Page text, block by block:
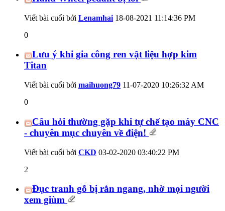
Viết bài cuối bởi Lenamhai 18-08-2021 11:14:36 PM
0
Lưu ý khi gia công ren vật liệu hợp kim
Titan
Viết bài cuối bởi maihuong79 11-07-2020 10:26:32 AM
0
Câu hỏi thường gặp khi tự chế tạo máy CNC
- chuyên mục chuyên về điện!
Viết bài cuối bởi CKD 03-02-2020 03:40:22 PM
2
Đục tranh gỗ bị rằn ngang, nhờ mọi người
xem giùm